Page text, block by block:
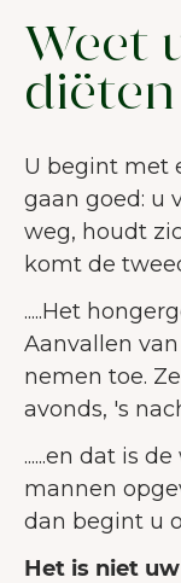
Weet
U begint met
gaan goed: u
weg, houdt
komt de
.....Het
Aanvallen
nemen toe.
avonds, 's
......en dat is
mannen
dan begint u
Het is niet